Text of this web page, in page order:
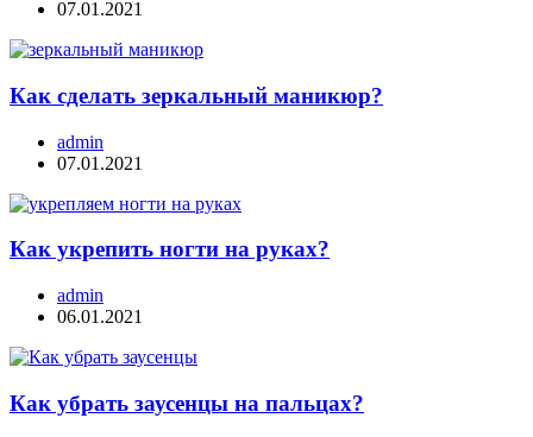
07.01.2021
Как сделать зеркальный маникюр?
admin
07.01.2021
Как укрепить ногти на руках?
admin
06.01.2021
Как убрать заусенцы на пальцах?